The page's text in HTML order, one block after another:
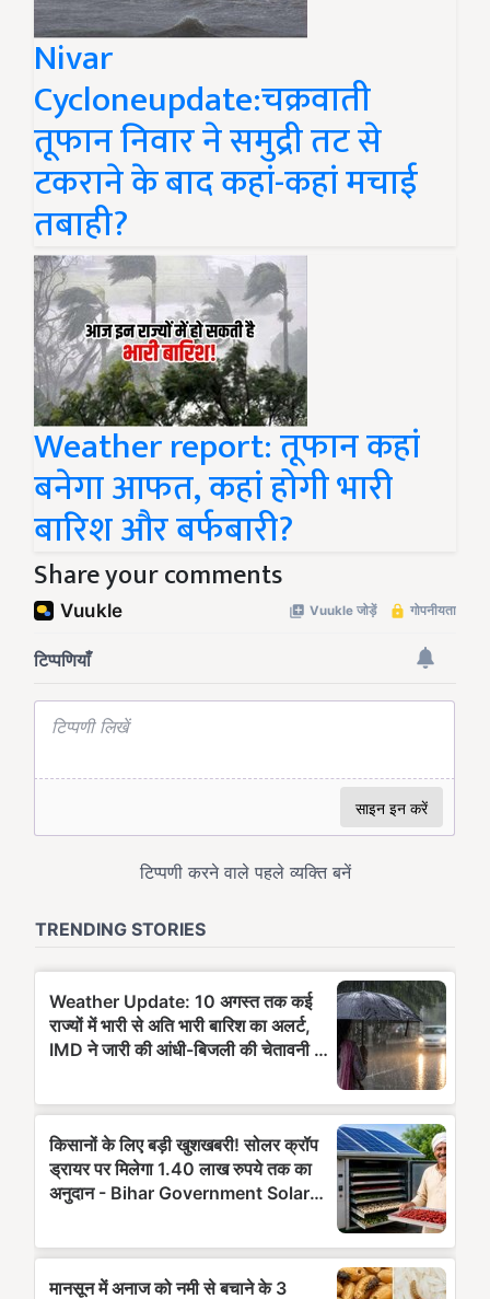
Nivar
Cycloneupdate:चक्रवाती
तूफान निवार ने समुद्री तट से
टकराने के बाद कहां-कहां मचाई
तबाही?
Weather report: तूफान कहां
बनेगा आफत, कहां होगी भारी
बारिश और बर्फबारी?
Share your comments